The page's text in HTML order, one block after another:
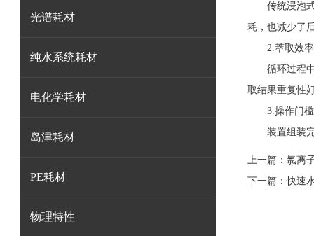
光谱耗材
纯水系统耗材
电化学耗材
岛津耗材
PE耗材
物理特性
传统浸泡式
耗，也减少了
2.萃取效率
循环过程中
取结果重复性
3.操作门槛
装置组装完
上一篇： 氯离
下一篇：快速